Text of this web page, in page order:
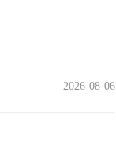
2026-08-06